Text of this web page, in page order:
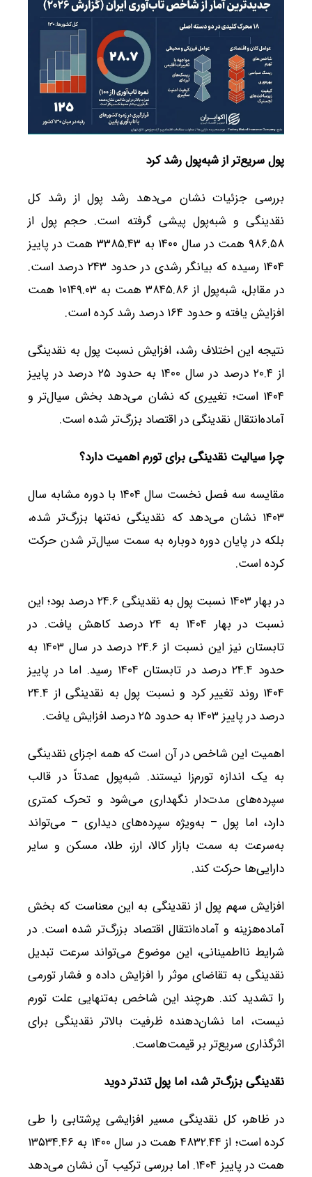
پول سریع‌تر از شبه‌پول رشد کرد
بررسی جزئیات نشان می‌دهد رشد پول از رشد کل
نقدینگی و شبه‌پول پیشی گرفته است. حجم پول از
۹۸۶.۵۸ همت در سال ۱۴۰۰ به ۳۳۸۵.۴۳ همت در پاییز
۱۴۰۴ رسیده که بیانگر رشدی در حدود ۲۴۳ درصد است.
در مقابل، شبه‌پول از ۳۸۴۵.۸۶ همت به ۱۰۱۴۹.۰۳ همت
افزایش یافته و حدود ۱۶۴ درصد رشد کرده است.
نتیجه این اختلاف رشد، افزایش نسبت پول به نقدینگی
از ۲۰.۴ درصد در سال ۱۴۰۰ به حدود ۲۵ درصد در پاییز
۱۴۰۴ است؛ تغییری که نشان می‌دهد بخش سیال‌تر و
آماده‌انتقال نقدینگی در اقتصاد بزرگ‌تر شده است.
چرا سیالیت نقدینگی برای تورم اهمیت دارد؟
مقایسه سه فصل نخست سال ۱۴۰۴ با دوره مشابه سال
۱۴۰۳ نشان می‌دهد که نقدینگی نه‌تنها بزرگ‌تر شده،
بلکه در پایان دوره دوباره به سمت سیال‌تر شدن حرکت
کرده است.
در بهار ۱۴۰۳ نسبت پول به نقدینگی ۲۴.۶ درصد بود؛ این
نسبت در بهار ۱۴۰۴ به ۲۴ درصد کاهش یافت. در
تابستان نیز این نسبت از ۲۴.۶ درصد در سال ۱۴۰۳ به
حدود ۲۴.۴ درصد در تابستان ۱۴۰۴ رسید. اما در پاییز
۱۴۰۴ روند تغییر کرد و نسبت پول به نقدینگی از ۲۴.۴
درصد در پاییز ۱۴۰۳ به حدود ۲۵ درصد افزایش یافت.
اهمیت این شاخص در آن است که همه اجزای نقدینگی
به یک اندازه تورم‌زا نیستند. شبه‌پول عمدتاً در قالب
سپرده‌های مدت‌دار نگهداری می‌شود و تحرک کمتری
دارد، اما پول – به‌ویژه سپرده‌های دیداری – می‌تواند
به‌سرعت به سمت بازار کالا، ارز، طلا، مسکن و سایر
دارایی‌ها حرکت کند.
افزایش سهم پول از نقدینگی به این معناست که بخش
آماده‌هزینه و آماده‌انتقال اقتصاد بزرگ‌تر شده است. در
شرایط نااطمینانی، این موضوع می‌تواند سرعت تبدیل
نقدینگی به تقاضای موثر را افزایش داده و فشار تورمی
را تشدید کند. هرچند این شاخص به‌تنهایی علت تورم
نیست، اما نشان‌دهنده ظرفیت بالاتر نقدینگی برای
اثرگذاری سریع‌تر بر قیمت‌هاست.
نقدینگی بزرگ‌تر شد، اما پول تندتر دوید
در ظاهر، کل نقدینگی مسیر افزایشی پرشتابی را طی
کرده است؛ از ۴۸۳۲.۴۴ همت در سال ۱۴۰۰ به ۱۳۵۳۴.۴۶
همت در پاییز ۱۴۰۴. اما بررسی ترکیب آن نشان می‌دهد